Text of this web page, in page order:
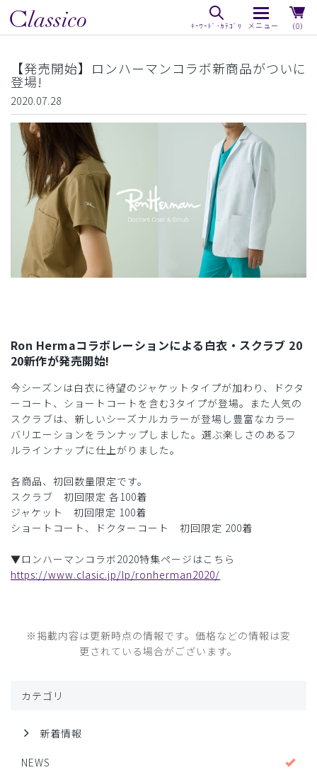
（0）
【発売開始】ロンハーマンコラボ新商品がついに
登場!
2020.07.28
Ron Hermaコラボレーションによる白衣・スクラブ 20
20新作が発売開始!
今シーズンは白衣に待望のジャケットタイプが加わり、ドクタ
ーコート、ショートコートを含む3タイプが登場。また人気の
スクラブは、新しいシーズナルカラーが登場し豊富なカラー
バリエーションをランナップしました。選ぶ楽しさのあるフ
ルラインナップに仕上がりました。
各商品、初回数量限定です。
スクラブ 初回限定 各100着
ジャケット 初回限定 100着
ショートコート、ドクターコート 初回限定 200着
▼ロンハーマンコラボ2020特集ページはこちら
https://www.clasic.jp/lp/ronherman2020/
※掲載内容は更新時点の情報です。価格などの情報は変
更されている場合がございます。
カテゴリ
新着情報
NEWS